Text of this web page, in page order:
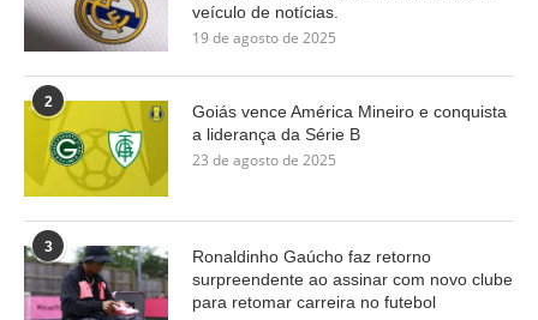
veículo de notícias.
19 de agosto de 2025
2
Goiás vence América Mineiro e conquista
a liderança da Série B
23 de agosto de 2025
3
Ronaldinho Gaúcho faz retorno
surpreendente ao assinar com novo clube
para retomar carreira no futebol